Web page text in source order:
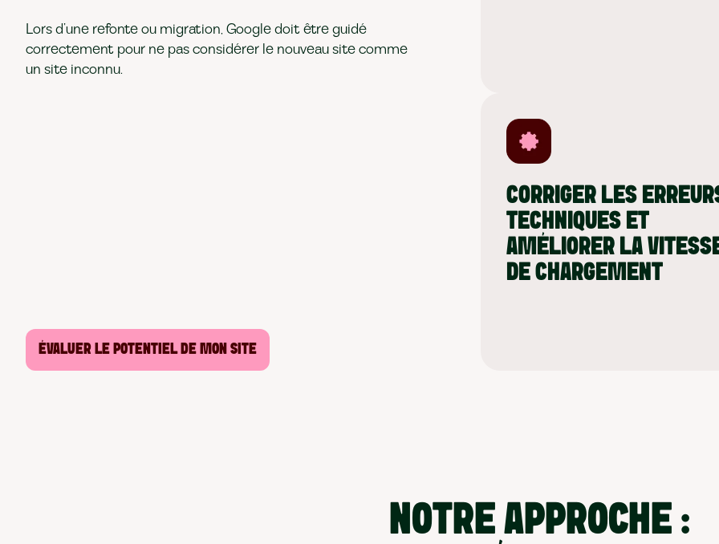
Lors d’une refonte ou migration, Google doit être guidé
correctement pour ne pas considérer le nouveau site comme
un site inconnu.
ÉVALUER LE POTENTIEL DE MON SITE
CORRIGER LES
TECHNIQUES ET
AMÉLIORER LA
DE CHARGEMENT
NOTRE APPROCHE :